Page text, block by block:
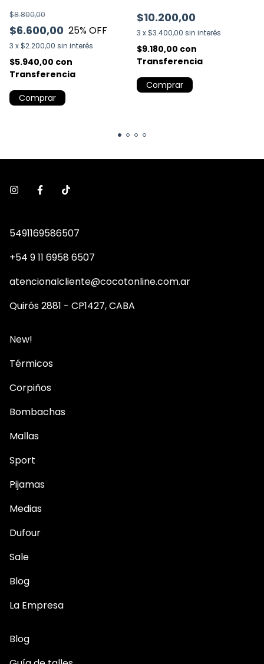
$6.600,00
$8.800,00
25% OFF
3 x $2.200,00 sin interés
$5.940,00 con
Transferencia
Comprar
$10.200,00
3 x $3.400,00 sin interés
$9.180,00 con
Transferencia
Comprar
5491169586507
+54 9 11 6958 6507
atencionalcliente@cocotonline.com.ar
Quirós 2881 - CP1427, CABA
New!
Térmicos
Corpiños
Bombachas
Mallas
Sport
Pijamas
Medias
Dufour
Sale
Blog
La Empresa
Blog